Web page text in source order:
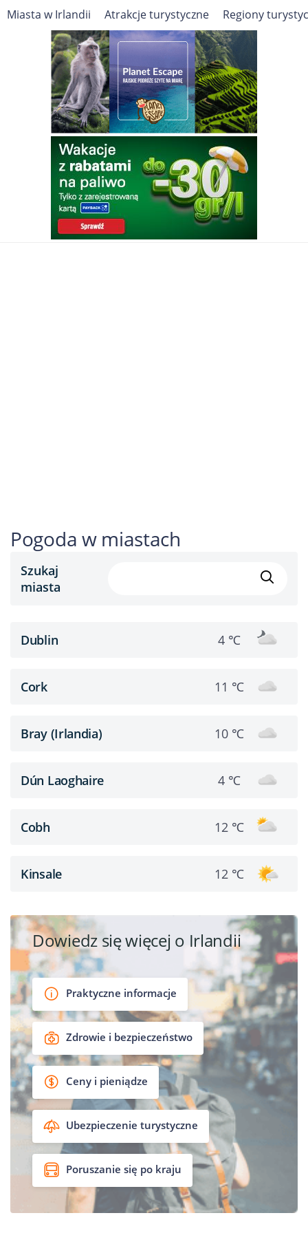
Cel podróży
Europa Irlandia Pogoda
Miasta w Irlandii Atrakcje turystyczne Regiony
Pogoda w Irlandii
Pogoda w miastach
Szukaj
miasta
Dublin 4 ℃
Cork 11 ℃
Bray (Irlandia) 10 ℃
Dún Laoghaire 4 ℃
Cobh 12 ℃
Kinsale 12 ℃
Dowiedz się więcej o Irlandii
Praktyczne informacje
Zdrowie i bezpieczeństwo
Ceny i pieniądze
Ubezpieczenie turystyczne
Poruszanie się po kraju